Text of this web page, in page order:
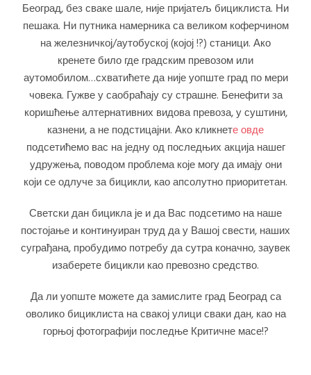
Београд, без сваке шале, није пријатељ бициклиста. Ни
пешака. Ни путника намерника са великом коферчином
на железничкој/аутобуској (којој !?) станици. Ако
кренете било где градским превозом или
аутомобилом…схватићете да није уопште град по мери
човека. Гужве у саобраћају су страшне. Бенефити за
коришћење алтернативних видова превоза, у суштини,
казнени, а не подстицајни. Ако кликнете овде
подсетићемо вас на једну од последњих акција нашег
удружења, поводом проблема које могу да имају они
који се одлуче за бицикли, као апсолутно приоритетан.
Светски дан бицикла је и да Вас подсетимо на наше
постојање и континуиран труд да у Вашој свести, наших
суграђана, пробудимо потребу да сутра коначно, заувек
изаберете бицикли као превозно средство.
Да ли уопште можете да замислите град Београд са
оволико бициклиста на свакој улици сваки дан, као на
горњој фотографији последње Критичне масе!?